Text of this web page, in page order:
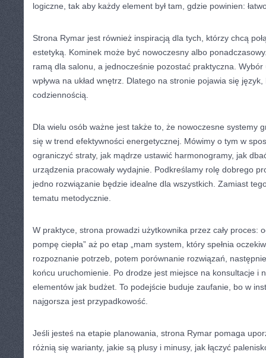
logiczne, tak aby każdy element był tam, gdzie powinien:
Strona Rymar jest również inspiracją dla tych, którzy chcą
estetyką. Kominek może być nowoczesny albo
ramą dla salonu, a jednocześnie pozostać praktyczna.
wpływa na układ wnętrz. Dlatego na stronie pojawia się
codziennością.
Dla wielu osób ważne jest także to, że nowoczesne systemy
się w trend efektywności energetycznej. Mówimy o tym w
ograniczyć straty, jak mądrze ustawić harmonogramy, jak
urządzenia pracowały wydajnie. Podkreślamy rolę dobrego
jedno rozwiązanie będzie idealne dla wszystkich. Zamiast
tematu metodycznie.
W praktyce, strona prowadzi użytkownika przez cały proces:
pompę ciepła” aż po etap „mam system, który spełnia
rozpoznanie potrzeb, potem porównanie rozwiązań,
końcu uruchomienie. Po drodze jest miejsce na konsultacje i
elementów jak budżet. To podejście buduje zaufanie, bo w
najgorsza jest przypadkowość.
Jeśli jesteś na etapie planowania, strona Rymar pomaga
różnią się warianty, jakie są plusy i minusy, jak łączyć